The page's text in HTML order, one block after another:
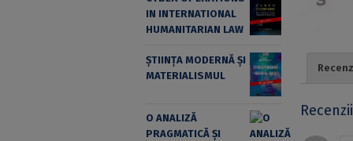
Recenzii
IN INTERNATIONAL
HUMANITARIAN LAW
ȘTIINȚA MODERNĂ ȘI
MATERIALISMUL
O ANALIZĂ
PRAGMATICĂ ȘI